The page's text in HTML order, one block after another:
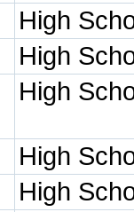
High
High
High
High
High